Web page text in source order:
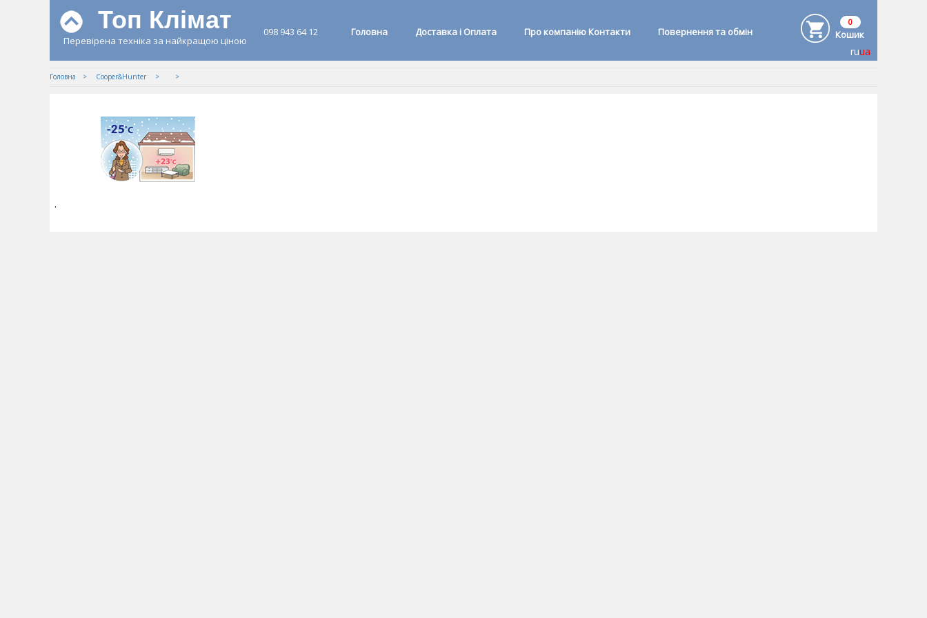
ruua
Топ Клімат
Перевірена техніка за найкращою ціною
098 943 64 12 Головна Доставка і Оплата Про компанію Контакти Повернення та обмін
0
Кошик
Головна Cooper&Hunter
.